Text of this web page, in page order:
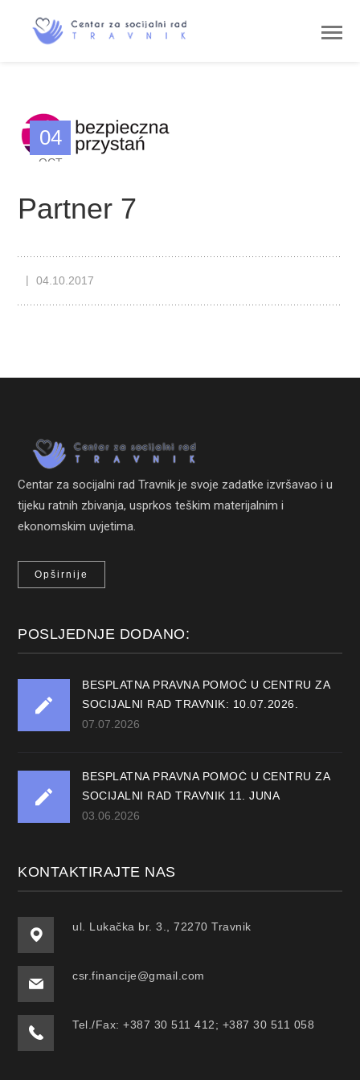
04
OCT
Partner 7
04.10.2017
Centar za socijalni rad Travnik je svoje zadatke izvršavao i u
tijeku ratnih zbivanja, usprkos teškim materijalnim i
ekonomskim uvjetima.
Opširnije
POSLJEDNJE DODANO:
BESPLATNA PRAVNA POMOĆ U CENTRU ZA
SOCIJALNI RAD TRAVNIK: 10.07.2026.
07.07.2026
BESPLATNA PRAVNA POMOĆ U CENTRU ZA
SOCIJALNI RAD TRAVNIK 11. JUNA
03.06.2026
KONTAKTIRAJTE NAS
ul. Lukačka br. 3., 72270 Travnik
csr.financije@gmail.com
Tel./Fax: +387 30 511 412; +387 30 511 058